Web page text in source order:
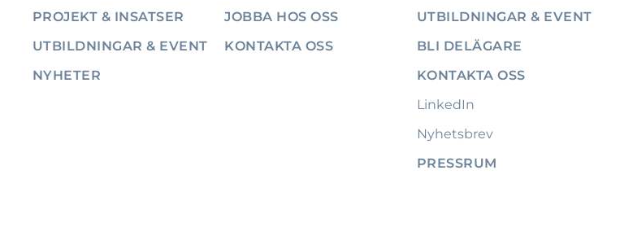
PROJEKT & INSATSER
UTBILDNINGAR & EVENT
NYHETER
JOBBA HOS OSS
KONTAKTA OSS
UTBILDNINGAR & EVENT
BLI DELÄGARE
KONTAKTA OSS
LinkedIn
Nyhetsbrev
PRESSRUM